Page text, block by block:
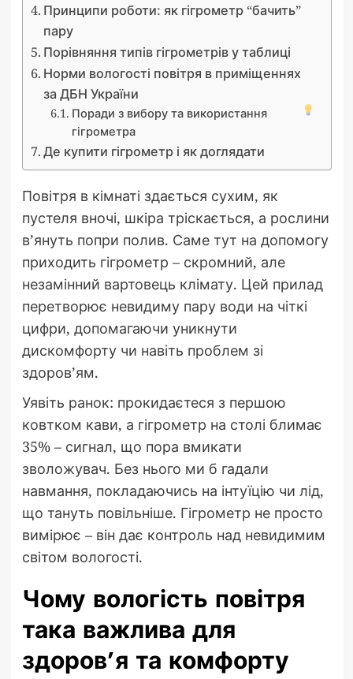
Принципи роботи: як гігрометр “бачить”
пару
Порівняння типів гігрометрів у таблиці
Норми вологості повітря в приміщеннях
за ДБН України
Поради з вибору та використання
гігрометра
Де купити гігрометр і як доглядати
Повітря в кімнаті здається сухим, як
пустеля вночі, шкіра тріскається, а рослини
в’януть попри полив. Саме тут на допомогу
приходить гігрометр – скромний, але
незамінний вартовець клімату. Цей прилад
перетворює невидиму пару води на чіткі
цифри, допомагаючи уникнути
дискомфорту чи навіть проблем зі
здоров’ям.
Уявіть ранок: прокидаєтеся з першою
ковтком кави, а гігрометр на столі блимає
35% – сигнал, що пора вмикати
зволожувач. Без нього ми б гадали
навмання, покладаючись на інтуїцію чи лід,
що тануть повільніше. Гігрометр не просто
вимірює – він дає контроль над невидимим
світом вологості.
Чому вологість повітря
така важлива для
здоров’я та комфорту